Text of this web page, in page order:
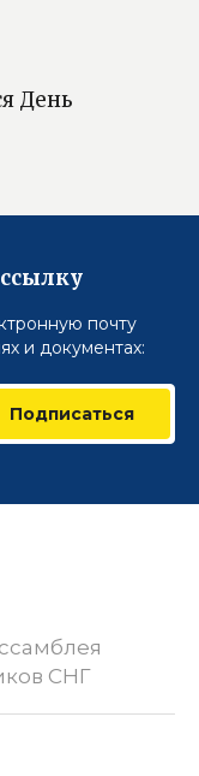
День
почту
и документах:
Подписаться
СНГ